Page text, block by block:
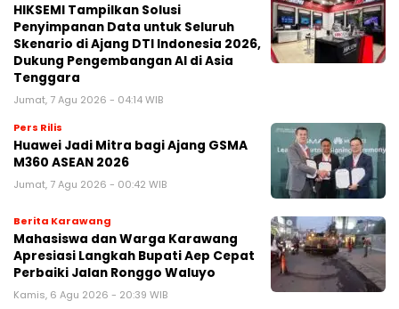
HIKSEMI Tampilkan Solusi
Penyimpanan Data untuk Seluruh
Skenario di Ajang DTI Indonesia 2026,
Dukung Pengembangan AI di Asia
Tenggara
Jumat, 7 Agu 2026 - 04:14 WIB
Pers Rilis
Huawei Jadi Mitra bagi Ajang GSMA
M360 ASEAN 2026
Jumat, 7 Agu 2026 - 00:42 WIB
Berita Karawang
Mahasiswa dan Warga Karawang
Apresiasi Langkah Bupati Aep Cepat
Perbaiki Jalan Ronggo Waluyo
Kamis, 6 Agu 2026 - 20:39 WIB